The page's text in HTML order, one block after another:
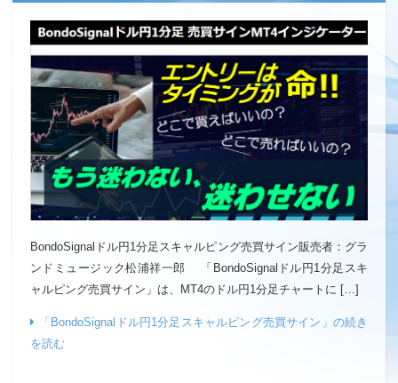
BondoSignalドル円1分足スキャルピング売買サイン販売者：グラ
ンドミュージック松浦祥一郎 「BondoSignalドル円1分足スキ
ャルピング売買サイン」は、MT4のドル円1分足チャートに […]
「BondoSignalドル円1分足スキャルピング売買サイン」の続き
を読む